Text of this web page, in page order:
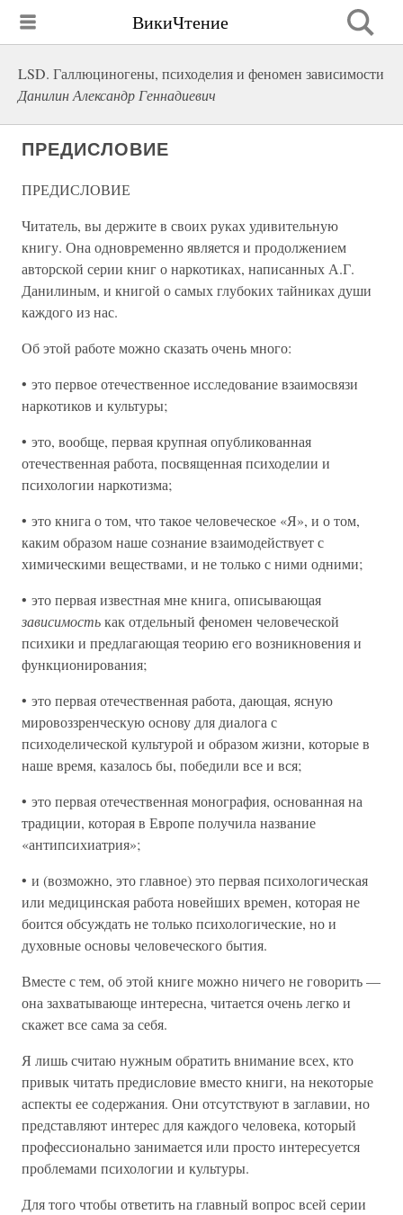
ВикиЧтение
LSD. Галлюциногены, психоделия и феномен зависимости
Данилин Александр Геннадиевич
ПРЕДИСЛОВИЕ
ПРЕДИСЛОВИЕ
Читатель, вы держите в своих руках удивительную
книгу. Она одновременно является и продолжением
авторской серии книг о наркотиках, написанных А.Г.
Данилиным, и книгой о самых глубоких тайниках души
каждого из нас.
Об этой работе можно сказать очень много:
• это первое отечественное исследование взаимосвязи
наркотиков и культуры;
• это, вообще, первая крупная опубликованная
отечественная работа, посвященная психоделии и
психологии наркотизма;
• это книга о том, что такое человеческое «Я», и о том,
каким образом наше сознание взаимодействует с
химическими веществами, и не только с ними одними;
• это первая известная мне книга, описывающая
зависимостькак отдельный феномен человеческой
психики и предлагающая теорию его возникновения и
функционирования;
• это первая отечественная работа, дающая, ясную
мировоззренческую основу для диалога с
психоделической культурой и образом жизни, которые в
наше время, казалось бы, победили все и вся;
• это первая отечественная монография, основанная на
традиции, которая в Европе получила название
«антипсихиатрия»;
• и (возможно, это главное) это первая психологическая
или медицинская работа новейших времен, которая не
боится обсуждать не только психологические, но и
духовные основы человеческого бытия.
Вместе с тем, об этой книге можно ничего не говорить —
она захватывающе интересна, читается очень легко и
скажет все сама за себя.
Я лишь считаю нужным обратить внимание всех, кто
привык читать предисловие вместо книги, на некоторые
аспекты ее содержания. Они отсутствуют в заглавии, но
представляют интерес для каждого человека, который
профессионально занимается или просто интересуется
проблемами психологии и культуры.
Для того чтобы ответить на главный вопрос всей серии